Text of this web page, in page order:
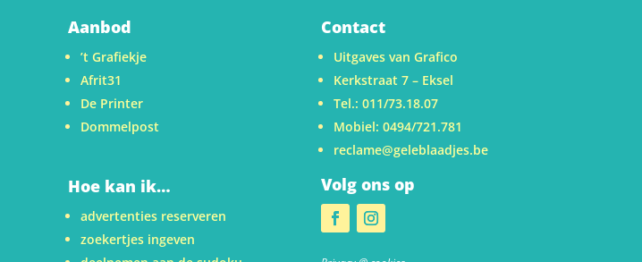
Aanbod
’t Grafiekje
Afrit31
De Printer
Dommelpost
Hoe kan ik…
advertenties reserveren
zoekertjes ingeven
Contact
Uitgaves van Grafico
Kerkstraat 7 – Eksel
Tel.: 011/73.18.07
Mobiel: 0494/721.781
reclame@geleblaadjes.be
Volg ons op